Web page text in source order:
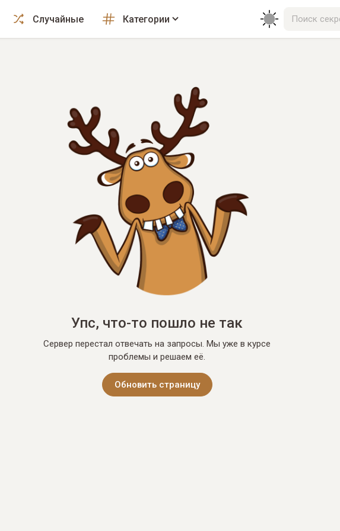
Случайные Категории
Упс, что-то пошло не так
Сервер перестал отвечать на запросы. Мы уже в курсе
проблемы и решаем её.
Обновить страницу